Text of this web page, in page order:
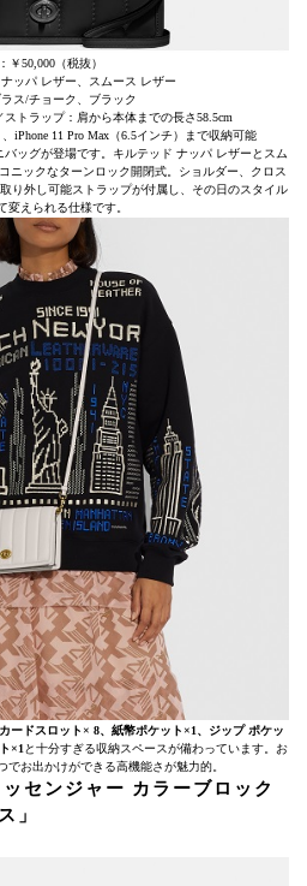
￥50,000（税抜）
ッパ レザー、スムース レザー
ス/チョーク、ブラック
ストラップ：肩から本体までの長さ58.5cm
iPhone 11 Pro Max（6.5インチ）まで収納可能
ッグが登場です。キルテッド ナッパ レザーとスム
ニックなターンロック開閉式。ショルダー、クロス
り外し可能ストラップが付属し、その日のスタイル
変えられる仕様です。
ードスロット× 8、紙幣ポケット×1、ジップ ポケッ
×1 と十分すぎる収納スペースが備わっています。お
でお出かけができる高機能さが魅力的。
センジャー カラーブロック
」